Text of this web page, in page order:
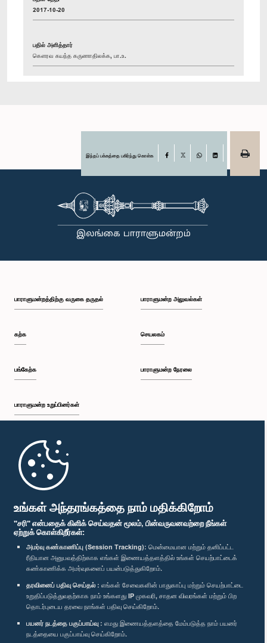
உங்கள் அந்தரங்கத்தை நாம் மதிக்கிறோம்
"சரி" என்பதைக் கிளிக் செய்வதன் மூலம், பின்வருவனவற்றை நீங்கள்
ஏற்றுக் கொள்கிறீர்கள்:
அமர்வு கண்காணிப்பு (Session Tracking): மென்மையான மற்றும் தனிப்பட்ட
ரீதியான அனுபவத்திற்காக எங்கள் இணையத்தளத்தில் உங்கள் செயற்பாட்டைக்
கண்காணிக்க அமர்வுகளைப் பயன்படுத்துகிறோம்.
தரவினைப் பதிவு செய்தல் : எங்கள் சேவைகளின் பாதுகாப்பு மற்றும் செயற்பாட்டை
உறுதிப்படுத்துவதற்காக நாம் உங்களது IP முகவரி, சாதன விவரங்கள் மற்றும் பிற
தொடர்புடைய தரவை நாங்கள் பதிவு செய்கிறோம்.
பயனர் நடத்தை பகுப்பாய்வு : எமது இணையத்தளத்தை மேம்படுத்த நாம் பயனர்
நடத்தையை பகுப்பாய்வு செய்கிறோம்.
2017-10-20
பதில் அளித்தார்
கௌரவ கயந்த கருணாதிலக்க, பா.உ.
இந்தப் பக்கத்தை பகிர்ந்து கொள்க Facebook
பாராளுமன்றத்திற்கு வருகை தருதல்
கற்க
பங்கேற்க
பாராளுமன்ற உறுப்பினர்கள்
முதற்பக்கம்
பாராளுமன்ற அலுவல்கள்
செயலகம்
பாராளுமன்ற நேரலை
பாராளுமன்ற கையடக்க செயலி
எம்மை பின்தொடர்க :
விருதுகள்
தனியுரிமைக் கொள்கை